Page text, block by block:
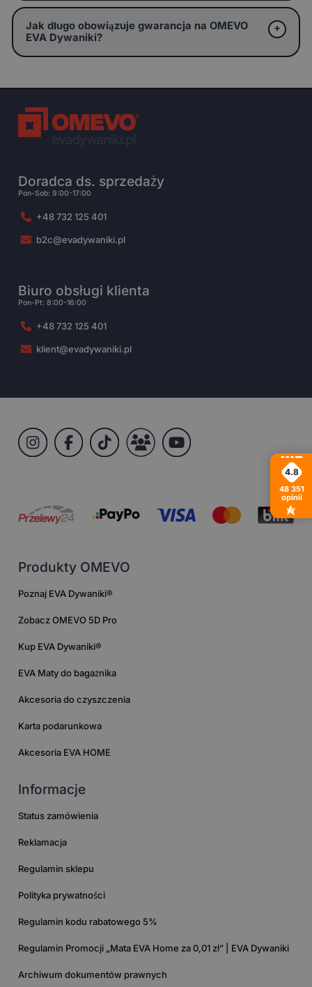
Jak długo obowiązuje gwarancja na OMEVO
EVA Dywaniki?
Doradca ds. sprzedaży
Pon-Sob: 9:00-17:00
+48 732 125 401
b2c@evadywaniki.pl
Biuro obsługi klienta
Pon-Pt: 8:00-16:00
+48 732 125 401
klient@evadywaniki.pl
Produkty OMEVO
Poznaj EVA Dywaniki®
Zobacz OMEVO 5D Pro
Kup EVA Dywaniki®
EVA Maty do bagażnika
Akcesoria do czyszczenia
Karta podarunkowa
Akcesoria EVA HOME
Informacje
Status zamówienia
Reklamacja
Regulamin sklepu
Polityka prywatności
Regulamin kodu rabatowego 5%
Regulamin Promocji „Mata EVA Home za 0,01 zł” | EVA Dywaniki
Archiwum dokumentów prawnych
4.8
48 351
opinii